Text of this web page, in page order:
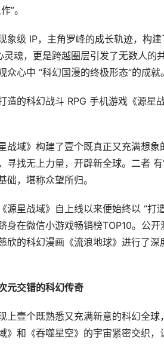
”。
象级 IP，主角罗峰的成长轨迹，构
灵魂，更是跨越圈层引发了无数人
众心中 “科幻国漫的终极形态”的成就。
造的科幻战斗 RPG 手机游戏《源星
战域》构建了壹个既真正又充满想
寻找无上力量，开辟新全球。二者
础，堪称众望所归。
源星战域》自上线以来便始终以 “
身在微信小游戏畅销榜TOP10。公
欣的科幻漫画《流浪地球》进行了
元交错的科幻传奇
上壹个既熟悉又充满新意的科幻全
》和《吞噬星空》的宇宙紧密交织，